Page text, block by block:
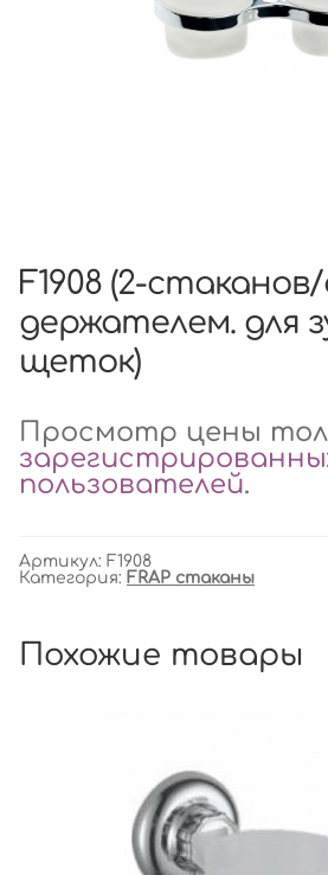
F1908 (2-
держателем. для
щеток)
Просмотр цены
пользователей.
Артикул: F1908
Категория: FRAP стаканы
Похожие товары